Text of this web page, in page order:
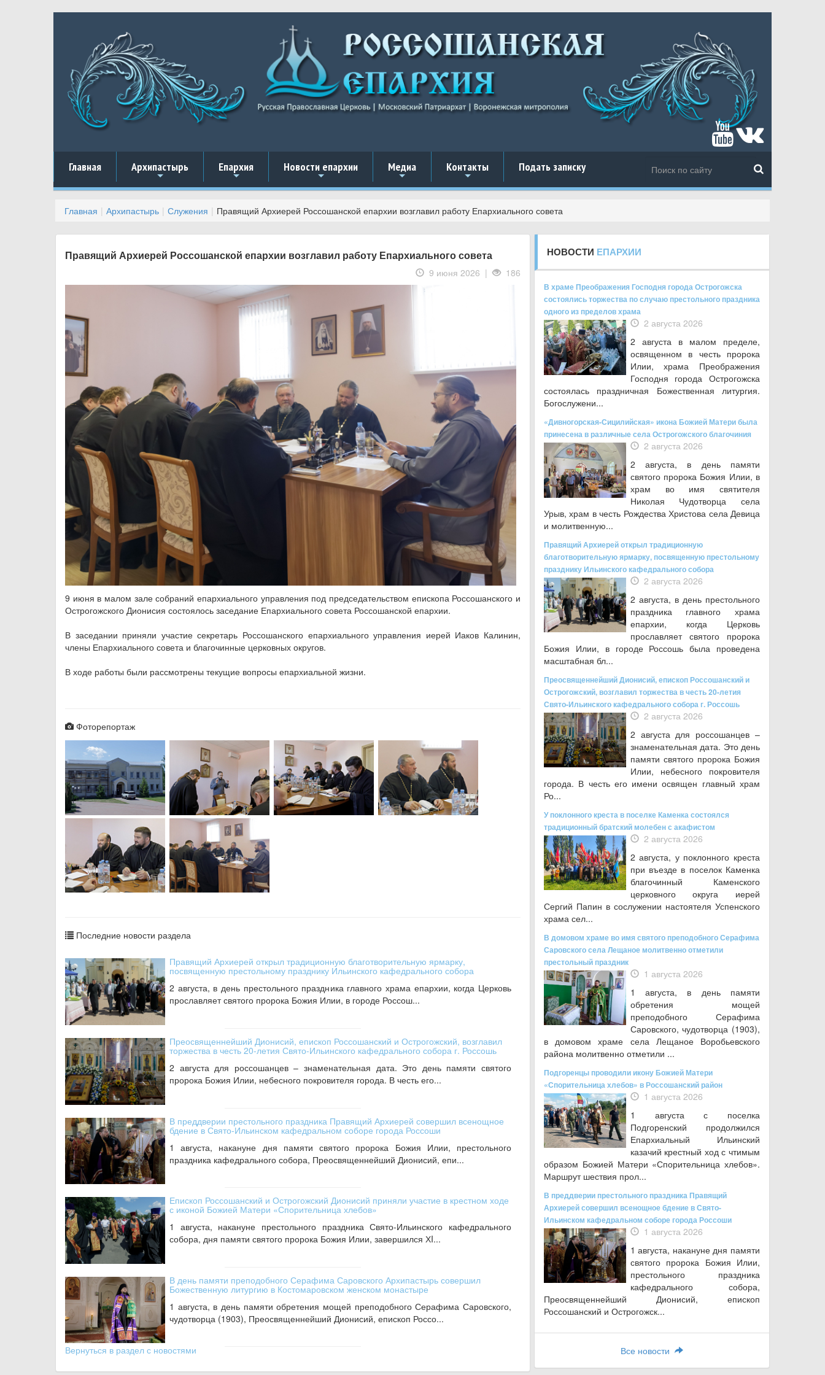
Главная
+
Архипастырь
+
Епархия
+
Новости епархии
+
Медиа
+
Контакты Подать записку
Главная Архипастырь Служения Правящий Архиерей Россошанской епархии возглавил работу Епархиального совета
Правящий Архиерей Россошанской епархии возглавил работу Епархиального совета
9 июня 2026 | 186
9 июня в малом зале собраний епархиального управления под председательством епископа Россошанского и
Острогожского Дионисия состоялось заседание Епархиального совета Россошанской епархии.
В заседании приняли участие секретарь Россошанского епархиального управления иерей Иаков Калинин,
члены Епархиального совета и благочинные церковных округов.
В ходе работы были рассмотрены текущие вопросы епархиальной жизни.
Фоторепортаж
Последние новости раздела
Правящий Архиерей открыл традиционную благотворительную ярмарку,
посвященную престольному празднику Ильинского кафедрального собора
2 августа, в день престольного праздника главного храма епархии, когда Церковь
прославляет святого пророка Божия Илии, в городе Россош...
Преосвященнейший Дионисий, епископ Россошанский и Острогожский, возглавил
торжества в честь 20-летия Свято-Ильинского кафедрального собора г. Россошь
2 августа для россошанцев – знаменательная дата. Это день памяти святого
пророка Божия Илии, небесного покровителя города. В честь его...
В преддверии престольного праздника Правящий Архиерей совершил всенощное
бдение в Свято-Ильинском кафедральном соборе города Россоши
1 августа, накануне дня памяти святого пророка Божия Илии, престольного
праздника кафедрального собора, Преосвященнейший Дионисий, епи...
Епископ Россошанский и Острогожский Дионисий приняли участие в крестном ходе
с иконой Божией Матери «Спорительница хлебов»
1 августа, накануне престольного праздника Свято-Ильинского кафедрального
собора, дня памяти святого пророка Божия Илии, завершился ХI...
В день памяти преподобного Серафима Саровского Архипастырь совершил
Божественную литургию в Костомаровском женском монастыре
1 августа, в день памяти обретения мощей преподобного Серафима Саровского,
чудотворца (1903), Преосвященнейший Дионисий, епископ Россо...
Вернуться в раздел с новостями
НОВОСТИ ЕПАРХИИ
В храме Преображения Господня города Острогожска
состоялись торжества по случаю престольного праздника
одного из пределов храма
2 августа 2026
2 августа в малом пределе,
освященном в честь пророка
Илии, храма Преображения
Господня города Острогожска
состоялась праздничная Божественная литургия.
Богослужени...
«Дивногорская-Сицилийская» икона Божией Матери была
принесена в различные села Острогожского благочиния
2 августа 2026
2 августа, в день памяти
святого пророка Божия Илии, в
храм во имя святителя
Николая Чудотворца села
Урыв, храм в честь Рождества Христова села Девица
и молитвенную...
Правящий Архиерей открыл традиционную
благотворительную ярмарку, посвященную престольному
празднику Ильинского кафедрального собора
2 августа 2026
2 августа, в день престольного
праздника главного храма
епархии, когда Церковь
прославляет святого пророка
Божия Илии, в городе Россошь была проведена
масштабная бл...
Преосвященнейший Дионисий, епископ Россошанский и
Острогожский, возглавил торжества в честь 20-летия
Свято-Ильинского кафедрального собора г. Россошь
2 августа 2026
2 августа для россошанцев –
знаменательная дата. Это день
памяти святого пророка Божия
Илии, небесного покровителя
города. В честь его имени освящен главный храм
Ро...
У поклонного креста в поселке Каменка состоялся
традиционный братский молебен с акафистом
2 августа 2026
2 августа, у поклонного креста
при въезде в поселок Каменка
благочинный Каменского
церковного округа иерей
Сергий Папин в сослужении настоятеля Успенского
храма сел...
В домовом храме во имя святого преподобного Серафима
Саровского села Лещаное молитвенно отметили
престольный праздник
1 августа 2026
1 августа, в день памяти
обретения мощей
преподобного Серафима
Саровского, чудотворца (1903),
в домовом храме села Лещаное Воробьевского
района молитвенно отметили ...
Подгоренцы проводили икону Божией Матери
«Спорительница хлебов» в Россошанский район
1 августа 2026
1 августа с поселка
Подгоренский продолжился
Епархиальный Ильинский
казачий крестный ход с чтимым
образом Божией Матери «Спорительница хлебов».
Маршрут шествия прол...
В преддверии престольного праздника Правящий
Архиерей совершил всенощное бдение в Свято-
Ильинском кафедральном соборе города Россоши
1 августа 2026
1 августа, накануне дня памяти
святого пророка Божия Илии,
престольного праздника
кафедрального собора,
Преосвященнейший Дионисий, епископ
Россошанский и Острогожск...
Все новости